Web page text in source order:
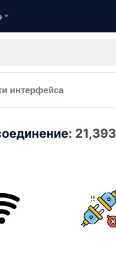
интерфейса
: 21,393